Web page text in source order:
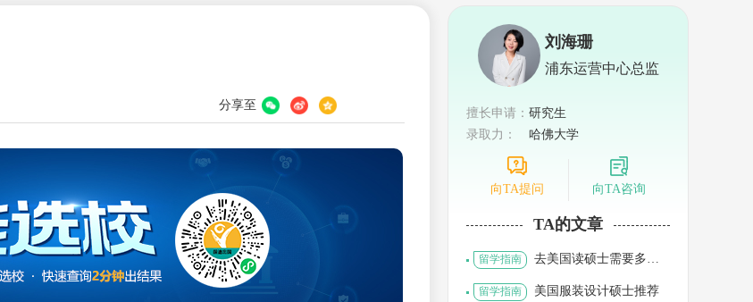
分享至
刘海珊
浦东运营中心总监
擅长申请： 研究生
录取力：
哈佛大学
向TA提问 向TA咨询
TA的文章
留学指南
去美国读硕士需要多少
留学指南 美国服装设计硕士推荐